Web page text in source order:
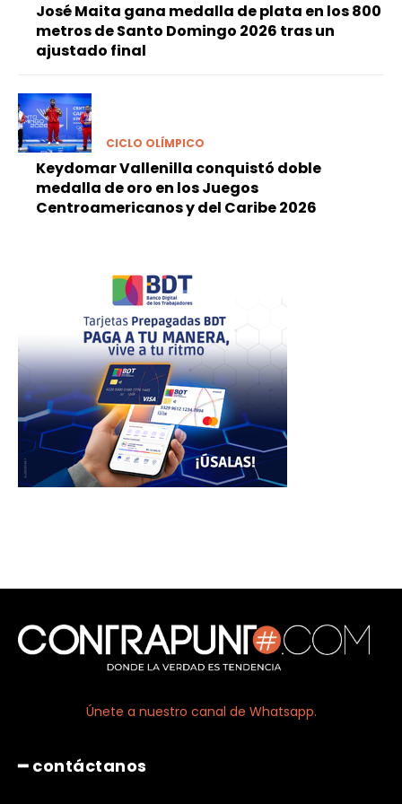
José Maita gana medalla de plata en los 800
metros de Santo Domingo 2026 tras un
ajustado final
CICLO OLÍMPICO
Keydomar Vallenilla conquistó doble
medalla de oro en los Juegos
Centroamericanos y del Caribe 2026
Únete a nuestro canal de Whatsapp.
━ contáctanos